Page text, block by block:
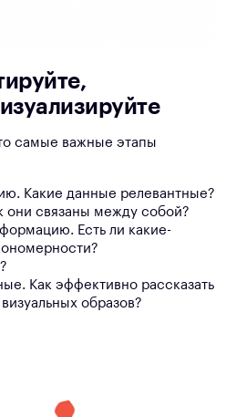
самые важные этапы
Какие данные релевантные?
они связаны между собой?
Есть ли какие-
Как эффективно рассказать
образов?